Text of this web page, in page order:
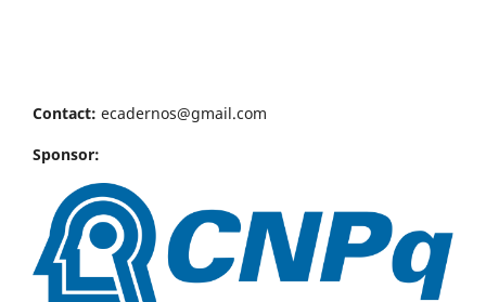
Contact: ecadernos@gmail.com
Sponsor: